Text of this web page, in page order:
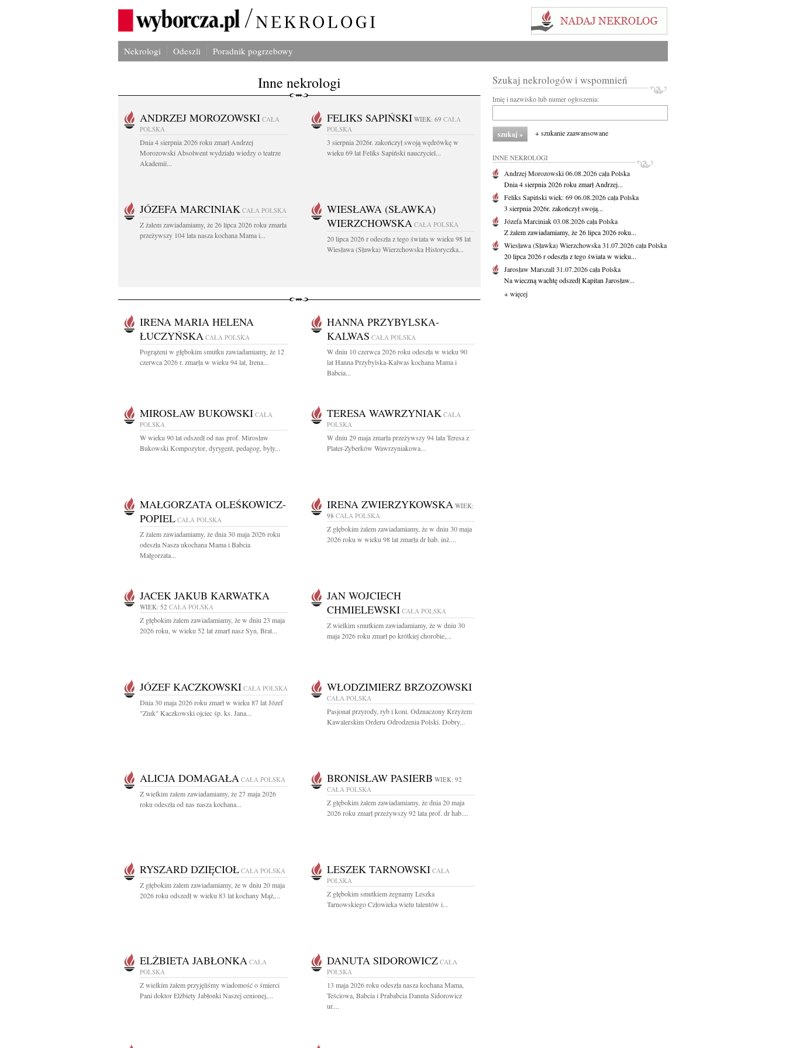
Nekrologi Odeszli Poradnik pogrzebowy
Inne nekrologi
ANDRZEJ MOROZOWSKI CAŁA
POLSKA
Dnia 4 sierpnia 2026 roku zmarł Andrzej
Morozowski Absolwent wydziału wiedzy o teatrze
Akademii...
FELIKS SAPIŃSKI WIEK: 69 CAŁA
POLSKA
3 sierpnia 2026r. zakończył swoją wędrówkę w
wieku 69 lat Feliks Sapiński nauczyciel...
JÓZEFA MARCINIAK CAŁA POLSKA
Z żalem zawiadamiamy, że 26 lipca 2026 roku zmarła
przeżywszy 104 lata nasza kochana Mama i...
WIESŁAWA (SŁAWKA)
WIERZCHOWSKA CAŁA POLSKA
20 lipca 2026 r odeszła z tego świata w wieku 98 lat
Wiesława (Sławka) Wierzchowska Historyczka...
IRENA MARIA HELENA
ŁUCZYŃSKA CAŁA POLSKA
Pogrążeni w głębokim smutku zawiadamiamy, że 12
czerwca 2026 r. zmarła w wieku 94 lat, Irena...
HANNA PRZYBYLSKA-
KALWAS CAŁA POLSKA
W dniu 10 czerwca 2026 roku odeszła w wieku 90
lat Hanna Przybylska-Kalwas kochana Mama i
Babcia...
MIROSŁAW BUKOWSKI CAŁA
POLSKA
W wieku 90 lat odszedł od nas prof. Mirosław
Bukowski Kompozytor, dyrygent, pedagog, były...
TERESA WAWRZYNIAK CAŁA
POLSKA
W dniu 29 maja zmarła przeżywszy 94 lata Teresa z
Plater-Zyberków Wawrzyniakowa...
MAŁGORZATA OLEŚKOWICZ-
POPIEL CAŁA POLSKA
Z żalem zawiadamiamy, że dnia 30 maja 2026 roku
odeszła Nasza ukochana Mama i Babcia
Małgorzata...
IRENA ZWIERZYKOWSKA WIEK:
98 CAŁA POLSKA
Z głębokim żalem zawiadamiamy, że w dniu 30 maja
2026 roku w wieku 98 lat zmarła dr hab. inż....
JACEK JAKUB KARWATKA
WIEK: 52 CAŁA POLSKA
Z głębokim żalem zawiadamiamy, że w dniu 23 maja
2026 roku, w wieku 52 lat zmarł nasz Syn, Brat...
JAN WOJCIECH
CHMIELEWSKI CAŁA POLSKA
Z wielkim smutkiem zawiadamiamy, że w dniu 30
maja 2026 roku zmarł po krótkiej chorobie,...
JÓZEF KACZKOWSKI CAŁA POLSKA
Dnia 30 maja 2026 roku zmarł w wieku 87 lat Józef
"Ziuk" Kaczkowski ojciec śp. ks. Jana...
WŁODZIMIERZ BRZOZOWSKI
CAŁA POLSKA
Pasjonat przyrody, ryb i koni. Odznaczony Krzyżem
Kawalerskim Orderu Odrodzenia Polski. Dobry...
ALICJA DOMAGAŁA CAŁA POLSKA
Z wielkim żalem zawiadamiamy, że 27 maja 2026
roku odeszła od nas nasza kochana...
BRONISŁAW PASIERB WIEK: 92
CAŁA POLSKA
Z głębokim żalem zawiadamiamy, że dnia 20 maja
2026 roku zmarł przeżywszy 92 lata prof. dr hab....
RYSZARD DZIĘCIOŁ CAŁA POLSKA
Z głębokim żalem zawiadamiamy, że w dniu 20 maja
2026 roku odszedł w wieku 83 lat kochany Mąż,...
LESZEK TARNOWSKI CAŁA
POLSKA
Z głębokim smutkiem żegnamy Leszka
Tarnowskiego Człowieka wielu talentów i...
ELŻBIETA JABŁONKA CAŁA
POLSKA
Z wielkim żalem przyjęliśmy wiadomość o śmierci
Pani doktor Elżbiety Jabłonki Naszej cenionej,...
DANUTA SIDOROWICZ CAŁA
POLSKA
13 maja 2026 roku odeszła nasza kochana Mama,
Teściowa, Babcia i Prababcia Danuta Sidorowicz
ur....
Szukaj nekrologów i wspomnień
Imię i nazwisko lub numer ogłoszenia:
+ szukanie zaawansowane
INNE NEKROLOGI
Andrzej Morozowski06.08.2026cała Polska
Dnia 4 sierpnia 2026 roku zmarł Andrzej...
Feliks Sapińskiwiek: 6906.08.2026cała Polska
3 sierpnia 2026r. zakończył swoją...
Józefa Marciniak03.08.2026cała Polska
Z żalem zawiadamiamy, że 26 lipca 2026 roku...
Wiesława (Sławka) Wierzchowska31.07.2026cała Polska
20 lipca 2026 r odeszła z tego świata w wieku...
Jarosław Marszall31.07.2026cała Polska
Na wieczną wachtę odszedł Kapitan Jarosław...
+ więcej